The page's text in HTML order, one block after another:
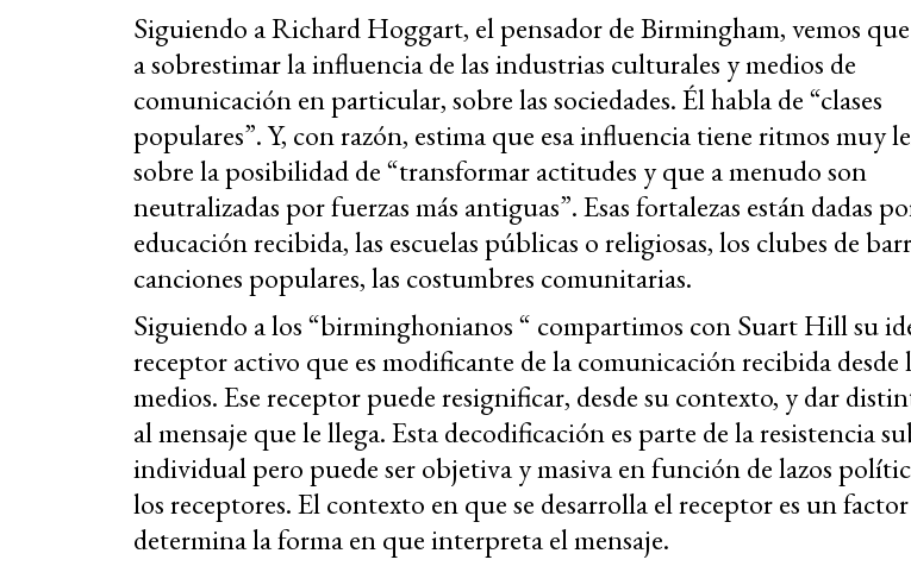
Siguiendo a Richard Hoggart, el pensador de Birmingham, vemos
a sobrestimar la influencia de las industrias culturales y medios de
comunicación en particular, sobre las sociedades. Él habla de “clases
populares”. Y, con razón, estima que esa influencia tiene ritmos muy
sobre la posibilidad de “transformar actitudes y que a menudo son
neutralizadas por fuerzas más antiguas”. Esas fortalezas están dadas
educación recibida, las escuelas públicas o religiosas, los clubes de
canciones populares, las costumbres comunitarias.
Siguiendo a los “birminghonianos “ compartimos con Suart Hill su
receptor activo que es modificante de la comunicación recibida desde
medios. Ese receptor puede resignificar, desde su contexto, y dar
al mensaje que le llega. Esta decodificación es parte de la resistencia
individual pero puede ser objetiva y masiva en función de lazos
los receptores. El contexto en que se desarrolla el receptor es un
determina la forma en que interpreta el mensaje.